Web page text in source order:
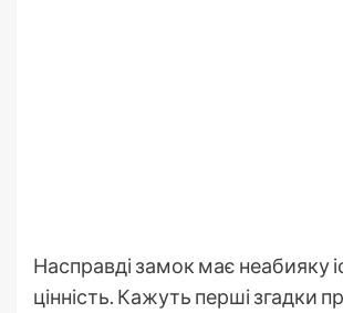
Насправді замок має неабияку
цінність. Кажуть перші згадки